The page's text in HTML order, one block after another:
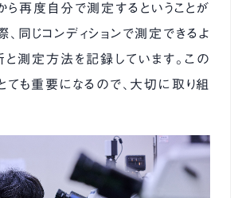
ら再度自分で測定するということが
、同じコンディションで測定できるよ
と測定方法を記録しています。この
ても重要になるので、大切に取り組